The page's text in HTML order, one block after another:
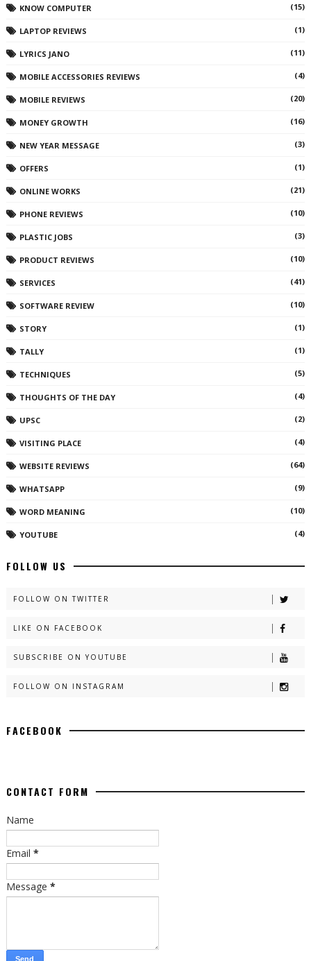
KNOW COMPUTER (15)
LAPTOP REVIEWS (1)
LYRICS JANO (11)
MOBILE ACCESSORIES REVIEWS (4)
MOBILE REVIEWS (20)
MONEY GROWTH (16)
NEW YEAR MESSAGE (3)
OFFERS (1)
ONLINE WORKS (21)
PHONE REVIEWS (10)
PLASTIC JOBS (3)
PRODUCT REVIEWS (10)
SERVICES (41)
SOFTWARE REVIEW (10)
STORY (1)
TALLY (1)
TECHNIQUES (5)
THOUGHTS OF THE DAY (4)
UPSC (2)
VISITING PLACE (4)
WEBSITE REVIEWS (64)
WHATSAPP (9)
WORD MEANING (10)
YOUTUBE (4)
FOLLOW US
FOLLOW ON TWITTER
LIKE ON FACEBOOK
SUBSCRIBE ON YOUTUBE
FOLLOW ON INSTAGRAM
FACEBOOK
CONTACT FORM
Name
Email *
Message *